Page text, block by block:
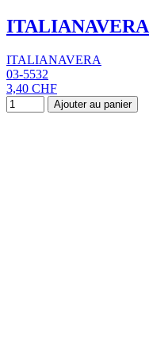
ITALIANAVERA
ITALIANAVERA
03-5532
3,40 CHF
Ajouter au panier